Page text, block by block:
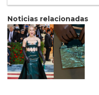
Noticias relacionadas